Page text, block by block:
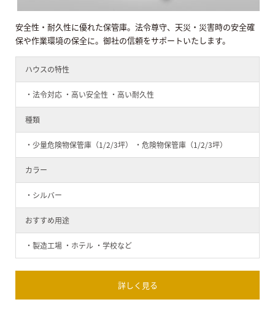
安全性・耐久性に優れた保管庫。法令尊守、天災・災害時の安全確
保や作業環境の保全に。御社の信頼をサポートいたします。
ハウスの特性
・法令対応 ・高い安全性 ・高い耐久性
種類
・少量危険物保管庫（1/2/3坪） ・危険物保管庫（1/2/3坪）
カラー
・シルバー
おすすめ用途
・製造工場 ・ホテル ・学校など
詳しく見る